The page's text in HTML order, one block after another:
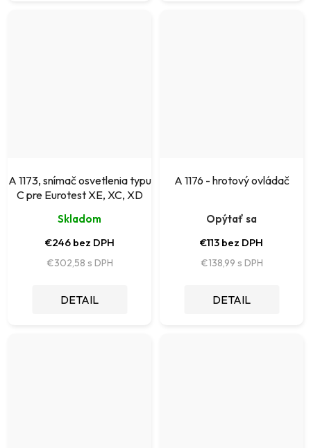
A 1173, snímač osvetlenia typu
C pre Eurotest XE, XC, XD
Skladom
€246 bez DPH
€302,58
DETAIL
A 1176 - hrotový ovládač
Opýtať sa
€113 bez DPH
€138,99
DETAIL